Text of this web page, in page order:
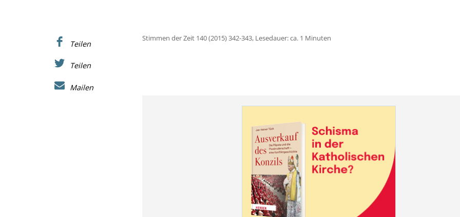
Stimmen der Zeit 140 (2015) 342-343, Lesedauer: ca. 1 Minuten
Teilen
Teilen
Mailen